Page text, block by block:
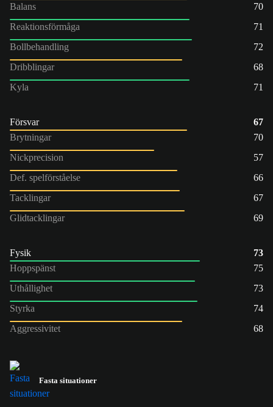
Balans
70
Reaktionsförmåga
71
Bollbehandling
72
Dribblingar
68
Kyla
71
Försvar
67
Brytningar
70
Nickprecision
57
Def. spelförståelse
66
Tacklingar
67
Glidtacklingar
69
Fysik
73
Hoppspänst
75
Uthållighet
73
Styrka
74
Aggressivitet
68
Fasta situationer